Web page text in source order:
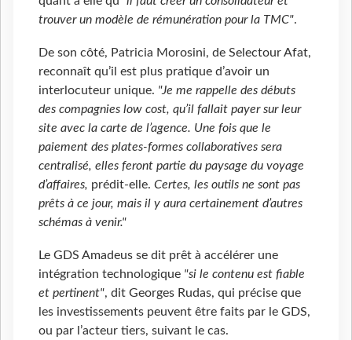
trouver un modèle de rémunération pour la TMC".
De son côté, Patricia Morosini, de Selectour Afat,
reconnaît qu’il est plus pratique d’avoir un
interlocuteur unique. "Je me rappelle des débuts
des compagnies low cost, qu’il fallait payer sur leur
site avec la carte de l’agence. Une fois que le
paiement des plates-formes collaboratives sera
centralisé, elles feront partie du paysage du voyage
d’affaires, prédit-elle. Certes, les outils ne sont pas
prêts à ce jour, mais il y aura certainement d’autres
schémas à venir."
Le GDS Amadeus se dit prêt à accélérer une
intégration technologique "si le contenu est fiable
et pertinent", dit Georges Rudas, qui précise que
les investissements peuvent être faits par le GDS,
ou par l’acteur tiers, suivant le cas.